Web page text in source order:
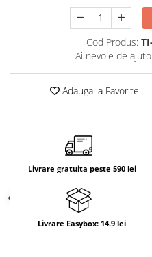
Cod Produs:
Ai nevoie de
Adauga la Favorite
Livrare gratuita peste 590 lei
Livrare Easybox: 14.9 lei